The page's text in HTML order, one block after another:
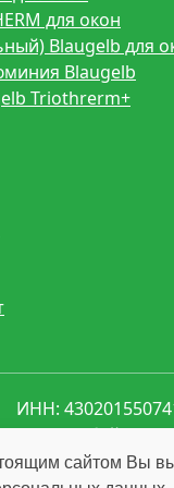
для окон
Blaugelb для
Blaugelb
Triothrerm+
ИНН:
ИП Дубайлова
сайтом Вы